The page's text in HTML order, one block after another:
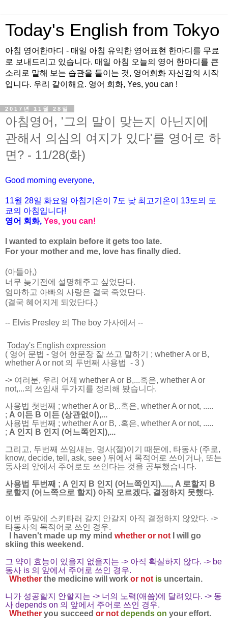
Today's English from Tokyo
아침 영어한마디 - 매일 아침 유익한 영어표현 한마디를 무료
로 보내드리고 있습니다. 매일 아침 오늘의 영어 한마디를 큰
소리로 말해 보는 습관을 들이는 것, 영어회화 자신감의 시작
입니다. 우리 같이해요. 영어 회화, Yes, you can !
2017년 11월 28일
아침영어, '그의 말이 맞는지 아닌지에
관해서 의심의 여지가 있다'를 영어로 하
면? - 11/28(화)
Good morning everyone,
11월 28일 화요일 아침기온이 7도 낮 최고기온이 13도의 도
쿄의 아침입니다!
영어 회화, Yes, you can!
I wanted to explain before it gets too late.
For your mother and me, love has finally died.
(아들아,)
너무 늦기전에 설명해주고 싶었단다.
엄마하고 아빠의 사랑은 결국 죽었단다.
(결국 혜어지게 되었단다.)
-- Elvis Presley 의 The boy 가사에서 --
Today's English expression
( 영어 문법 - 영어 한문장 잘 쓰고 말하기
; whether A or B,
whether A or not 의 두번째 사용법 - 3 )
-> 여러분, 우리 어제 whether A or B,...혹은, whether A or
not,...의 쓰임새 두가지를 정리해 봤습니다.
사용법 첫번째 ; whether A or B,..혹은, whether A or not, .....
; A 이든 B 이든 (상관없이),...
사용법 두번째 ; whether A or B, .혹은, whether A or not, .....
; A 인지 B 인지 (어느쪽인지),...
그리고, 두번째 쓰임새는, 명사(절)이기 때문에, 타동사 (주로,
know, decide, tell, ask, see ) 뒤에서 목적어로 쓰이거나, 또는
동사의 앞에서 주어로도 쓰인다는 것을 공부했습니다.
사용법 두번째 ; A 인지 B 인지 (어느쪽인지)....., A 로할지 B
로할지 (어느쪽으로 할지) 아직 모르겠다, 결정하지 못했다.
이번 주말에 스키타러 갈지 안갈지 아직 결정하지 않았다. ->
타동사의 목적어로 쓰인 경우.
I haven't made up my mind whether or not I will go
skiing this weekend.
그 약이 효능이 있을지 없을지는 -> 아직 확실하지 않다. -> be
동사 is 의 앞에서 주어로 쓰인 경우.
Whether the medicine will work or not is uncertain.
니가 성공할지 안할지는 -> 너의 노력(애씀)에 달려있다. -> 동
사 depends on 의 앞에서 주어로 쓰인 경우.
Whether you succeed or not depends on your effort.